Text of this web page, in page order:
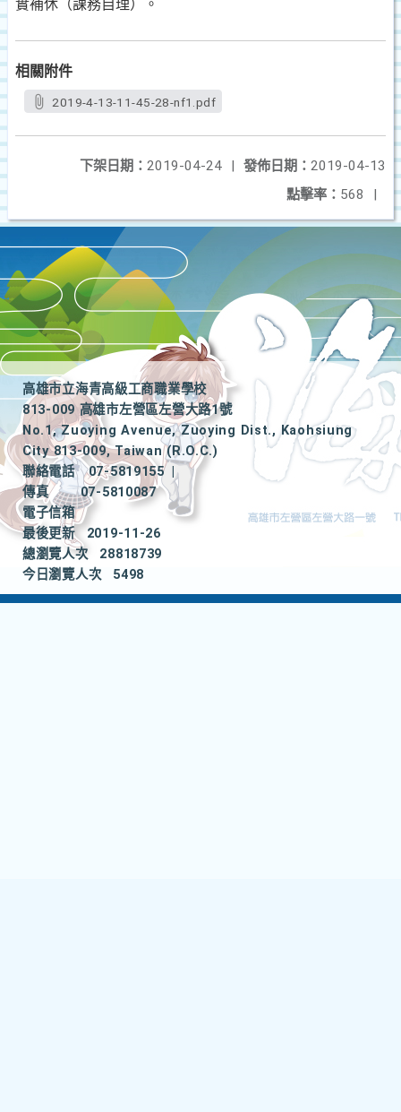
實補休（課務自理）。
相關附件
2019-4-13-11-45-28-nf1.pdf
發佈日期： 2019-04-13
下架日期： 2019-04-24
|
點擊率： 568 |
高雄市立海青高級工商職業學校
813-009 高雄市左營區左營大路1號
No.1, Zuoying Avenue, Zuoying Dist., Kaohsiung
City 813-009, Taiwan (R.O.C.)
聯絡電話
07-5819155
|
傳真
07-5810087
電子信箱
最後更新
2019-11-26
總瀏覽人次
28818739
今日瀏覽人次
5498